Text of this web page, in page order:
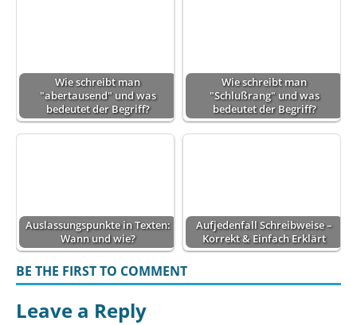
Wie schreibt man
"abertausend" und was
bedeutet der Begriff?
Wie schreibt man
"Schlußrang" und was
bedeutet der Begriff?
Auslassungspunkte in Texten:
Wann und wie?
Aufjedenfall Schreibweise –
Korrekt & Einfach Erklärt
BE THE FIRST TO COMMENT
Leave a Reply